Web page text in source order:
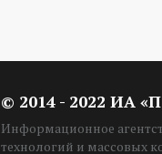
© 2014 - 2022 ИА
Информационное
технологий и массовых